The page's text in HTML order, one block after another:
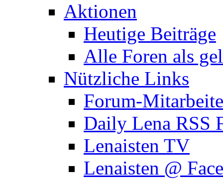
Aktionen
Heutige Beiträge
Alle Foren als
Nützliche Links
Forum-
Daily Lena RSS
Lenaisten TV
Lenaisten @